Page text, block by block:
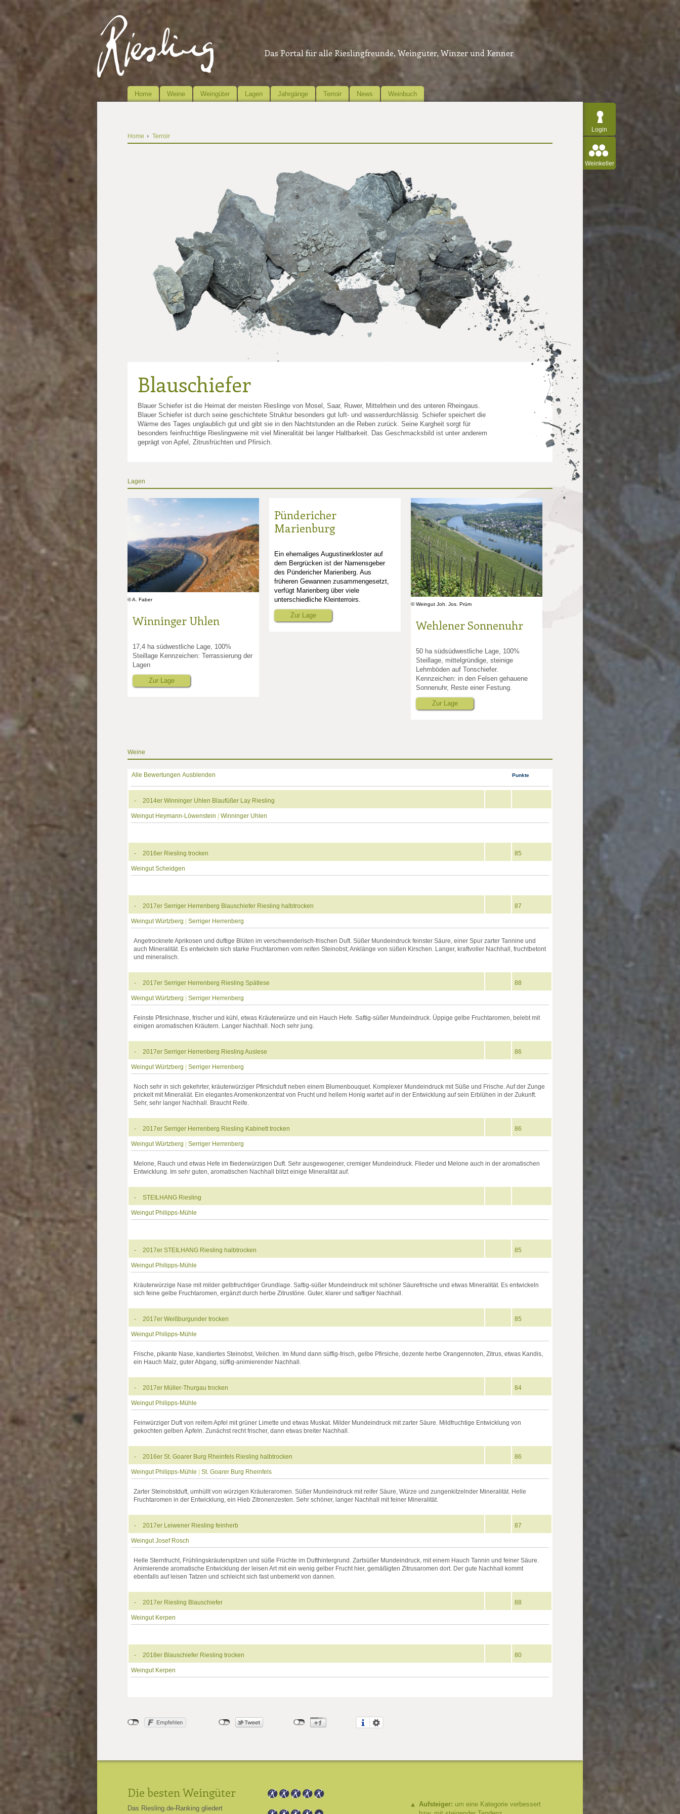
Das Portal für alle Rieslingfreunde, Weingüter, Winzer und Kenner
Home Weine Weingüter Lagen Jahrgänge Terroir News Weinbuch
Login
Weinkeller
Home Terroir
Blauschiefer
Blauer Schiefer ist die Heimat der meisten Rieslinge von Mosel, Saar, Ruwer, Mittelrhein und des unteren Rheingaus.
Blauer Schiefer ist durch seine geschichtete Struktur besonders gut luft- und wasserdurchlässig. Schiefer speichert die
Wärme des Tages unglaublich gut und gibt sie in den Nachtstunden an die Reben zurück. Seine Kargheit sorgt für
besonders feinfruchtige Rieslingweine mit viel Mineralität bei langer Haltbarkeit. Das Geschmacksbild ist unter anderem
geprägt von Apfel, Zitrusfrüchten und Pfirsich.
Lagen
© A. Faber
Winninger Uhlen
17,4 ha südwestliche Lage, 100%
Steillage Kennzeichen: Terrassierung der
Lagen
Zur Lage
Pündericher
Marienburg
Ein ehemaliges Augustinerkloster auf
dem Bergrücken ist der Namensgeber
des Pündericher Marienberg. Aus
früheren Gewannen zusammengesetzt,
verfügt Marienberg über viele
unterschiedliche Kleinterroirs.
Zur Lage
© Weingut Joh. Jos. Prüm
Wehlener Sonnenuhr
50 ha südsüdwestliche Lage, 100%
Steillage, mittelgründige, steinige
Lehmböden auf Tonschiefer.
Kennzeichen: in den Felsen gehauene
Sonnenuhr, Reste einer Festung.
Zur Lage
Weine
Alle Bewertungen Ausblenden Punkte
- 2014er Winninger Uhlen Blaufüßer Lay Riesling
Weingut Heymann-Löwenstein Winninger Uhlen
- 2016er Riesling trocken 85
Weingut Scheidgen
- 2017er Serriger Herrenberg Blauschiefer Riesling halbtrocken 87
Weingut Würtzberg Serriger Herrenberg
Angetrocknete Aprikosen und duftige Blüten im verschwenderisch-frischen Duft. Süßer Mundeindruck feinster Säure, einer Spur zarter Tannine und
auch Mineralität. Es entwickeln sich starke Fruchtaromen vom reifen Steinobst; Anklänge von süßen Kirschen. Langer, kraftvoller Nachhall, fruchtbetont
und mineralisch.
- 2017er Serriger Herrenberg Riesling Spätlese 88
Weingut Würtzberg Serriger Herrenberg
Feinste Pfirsichnase, frischer und kühl, etwas Kräuterwürze und ein Hauch Hefe. Saftig-süßer Mundeindruck. Üppige gelbe Fruchtaromen, belebt mit
einigen aromatischen Kräutern. Langer Nachhall. Noch sehr jung.
- 2017er Serriger Herrenberg Riesling Auslese 86
Weingut Würtzberg Serriger Herrenberg
Noch sehr in sich gekehrter, kräuterwürziger Pfirsichduft neben einem Blumenbouquet. Komplexer Mundeindruck mit Süße und Frische. Auf der Zunge
prickelt mit Mineraliät. Ein elegantes Aromenkonzentrat von Frucht und hellem Honig wartet auf in der Entwicklung auf sein Erblühen in der Zukunft.
Sehr, sehr langer Nachhall. Braucht Reife.
- 2017er Serriger Herrenberg Riesling Kabinett trocken 86
Weingut Würtzberg Serriger Herrenberg
Melone, Rauch und etwas Hefe im fliederwürzigen Duft. Sehr ausgewogener, cremiger Mundeindruck. Flieder und Melone auch in der aromatischen
Entwicklung. Im sehr guten, aromatischen Nachhall blitzt einige Mineralität auf.
- STEILHANG Riesling
Weingut Philipps-Mühle
- 2017er STEILHANG Riesling halbtrocken 85
Weingut Philipps-Mühle
Kräuterwürzige Nase mit milder gelbfruchtiger Grundlage. Saftig-süßer Mundeindruck mit schöner Säurefrische und etwas Mineralität. Es entwickeln
sich feine gelbe Fruchtaromen, ergänzt durch herbe Zitrustöne. Guter, klarer und saftiger Nachhall.
- 2017er Weißburgunder trocken 85
Weingut Philipps-Mühle
Frische, pikante Nase, kandiertes Steinobst, Veilchen. Im Mund dann süffig-frisch, gelbe Pfirsiche, dezente herbe Orangennoten, Zitrus, etwas Kandis,
ein Hauch Malz, guter Abgang, süffig-animierender Nachhall.
- 2017er Müller-Thurgau trocken 84
Weingut Philipps-Mühle
Feinwürziger Duft von reifem Apfel mit grüner Limette und etwas Muskat. Milder Mundeindruck mit zarter Säure. Mildfruchtige Entwicklung von
gekochten gelben Äpfeln. Zunächst recht frischer, dann etwas breiter Nachhall.
- 2016er St. Goarer Burg Rheinfels Riesling halbtrocken 86
Weingut Philipps-Mühle St. Goarer Burg Rheinfels
Zarter Steinobstduft, umhüllt von würzigen Kräuteraromen. Süßer Mundeindruck mit reifer Säure, Würze und zungenkitzelnder Mineralität. Helle
Fruchtaromen in der Entwicklung, ein Hieb Zitronenzesten. Sehr schöner, langer Nachhall mit feiner Mineralität.
- 2017er Leiwener Riesling feinherb 87
Weingut Josef Rosch
Helle Sternfrucht, Frühlingskräuterspitzen und süße Früchte im Dufthintergrund. Zartsüßer Mundeindruck, mit einem Hauch Tannin und feiner Säure.
Animierende aromatische Entwicklung der leisen Art mit ein wenig gelber Frucht hier, gemäßigten Zitrusaromen dort. Der gute Nachhall kommt
ebenfalls auf leisen Tatzen und schleicht sich fast unbemerkt von dannen.
- 2017er Riesling Blauschiefer 88
Weingut Kerpen
- 2018er Blauschiefer Riesling trocken 80
Weingut Kerpen
Die besten Weingüter
Das Riesling.de-Ranking gliedert
Aufsteiger: um eine Kategorie verbessert